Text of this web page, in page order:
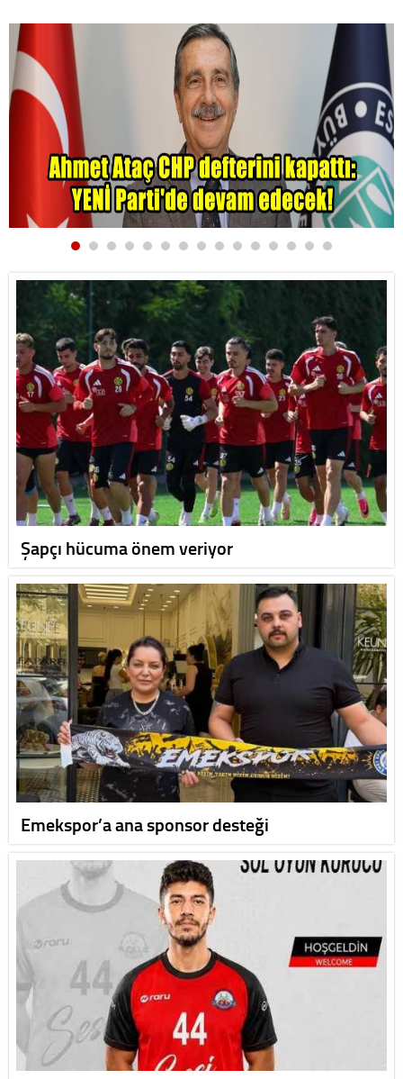
Şapçı hücuma önem veriyor
Emekspor’a ana sponsor desteği